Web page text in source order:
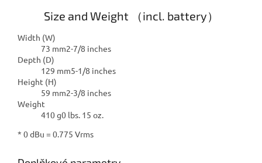
Size and Weight （incl. battery）
Width (W)
73 mm2-7/8 inches
Depth (D)
129 mm5-1/8 inches
Height (H)
59 mm2-3/8 inches
Weight
410 g0 lbs. 15 oz.
* 0 dBu = 0.775 Vrms